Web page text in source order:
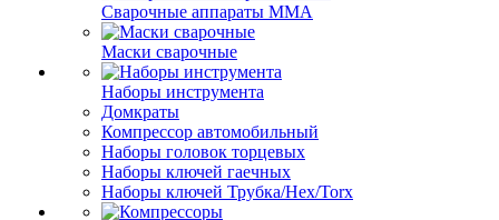
Сварочные аппараты ММА
Маски сварочные
Наборы инструмента
Домкраты
Компрессор автомобильный
Наборы головок торцевых
Наборы ключей гаечных
Наборы ключей Трубка/Hex/Torx